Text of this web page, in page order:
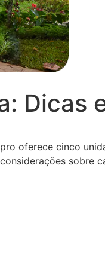
Dicas
oferece cinco
sobre